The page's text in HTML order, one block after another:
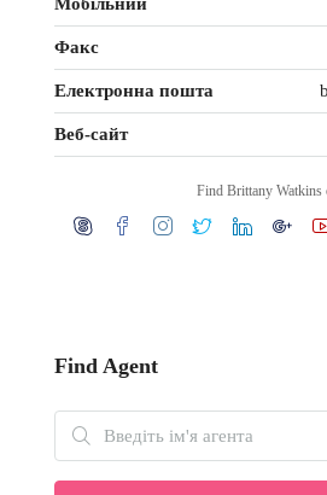
Факс
Електронна пошта
Веб-сайт
Find Brittany Watkins
Find Agent